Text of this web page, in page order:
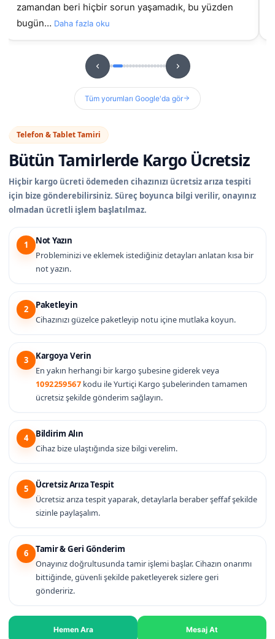
sorunluydu ama burada orijinal ekran takıldıydı, t…
Daha fazla oku
Tüm yorumları Google'da gör
Telefon & Tablet Tamiri
Bütün Tamirlerde Kargo Ücretsiz
Hiçbir kargo ücreti ödemeden cihazınızı ücretsiz arıza tespiti
için bize gönderebilirsiniz. Süreç boyunca bilgi verilir, onayınız
olmadan ücretli işlem başlatılmaz.
1
Not Yazın
Probleminizi ve eklemek istediğiniz detayları anlatan kısa bir
not yazın.
2
Paketleyin
Cihazınızı güzelce paketleyip notu içine mutlaka koyun.
3
Kargoya Verin
En yakın herhangi bir kargo şubesine giderek veya
1092259567 kodu ile Yurtiçi Kargo şubelerinden tamamen
ücretsiz şekilde gönderim sağlayın.
4
Bildirim Alın
Cihaz bize ulaştığında size bilgi verelim.
5
Ücretsiz Arıza Tespit
Ücretsiz arıza tespit yaparak, detaylarla beraber şeffaf şekilde
sizinle paylaşalım.
6
Tamir & Geri Gönderim
Onayınız doğrultusunda tamir işlemi başlar. Cihazın onarımı
bittiğinde, güvenli şekilde paketleyerek sizlere geri
göndeririz.
Hemen Ara Mesaj At